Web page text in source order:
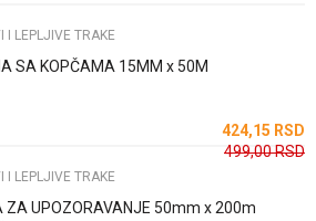
I LEPLJIVE TRAKE
SA KOPČAMA 15MM x 50M
424,15 RSD
499,00RSD
I LEPLJIVE TRAKE
ZA UPOZORAVANJE 50mm x 200m